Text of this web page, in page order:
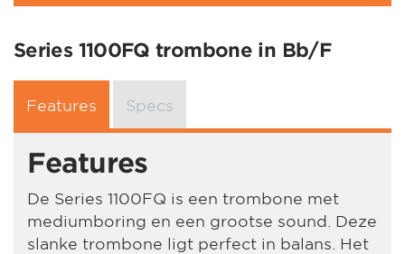
Series 1100FQ trombone in Bb/F
Features Specs
Features
De Series 1100FQ is een trombone met
mediumboring en een grootse sound. Deze
slanke trombone ligt perfect in balans. Het